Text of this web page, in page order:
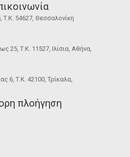
Τ.Κ. 54627, Θεσσαλονίκη
25, Τ.Κ. 11527, Ιλίσια, Αθήνα,
6, Τ.Κ. 42100, Τρίκαλα,
πλοήγηση